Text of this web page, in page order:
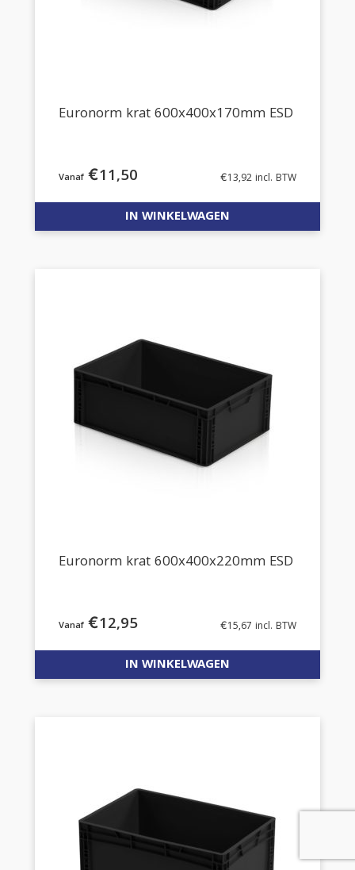
Euronorm krat 600x400x170mm ESD
€11,50 €13,92 incl. BTW
IN WINKELWAGEN
Euronorm krat 600x400x220mm ESD
€12,95 €15,67 incl. BTW
IN WINKELWAGEN